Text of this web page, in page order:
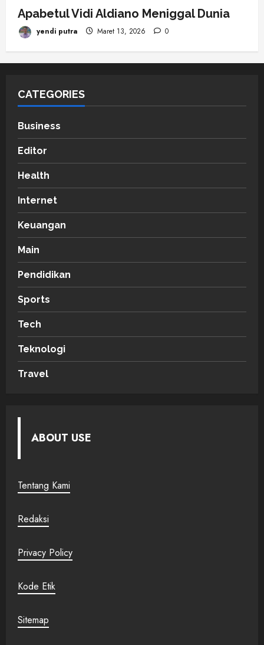
Apabetul Vidi Aldiano Meniggal Dunia
yendi putra Maret 13, 2026 0
CATEGORIES
Business
Editor
Health
Internet
Keuangan
Main
Pendidikan
Sports
Tech
Teknologi
Travel
ABOUT USE
Tentang Kami
Redaksi
Privacy Policy
Kode Etik
Sitemap